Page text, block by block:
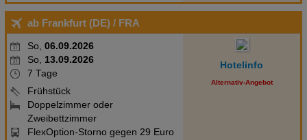
ab Frankfurt (DE) / FRA
So, 06.09.2026
So, 13.09.2026
7 Tage
Frühstück
Doppelzimmer oder
Zweibettzimmer
FlexOption-Storno gegen 29 Euro
Hotelinfo
Alternativ-Angebot